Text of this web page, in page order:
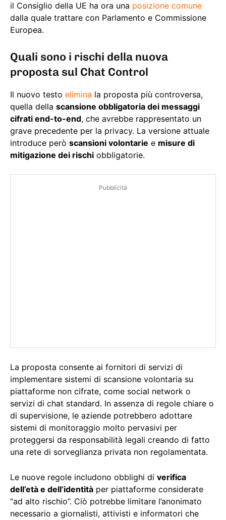
il Consiglio della UE ha ora una posizione comune
dalla quale trattare con Parlamento e Commissione
Europea.
Quali sono i rischi della nuova
proposta sul Chat Control
Il nuovo testo elimina la proposta più controversa,
quella della scansione obbligatoria dei messaggi
cifrati end-to-end, che avrebbe rappresentato un
grave precedente per la privacy. La versione attuale
introduce però scansioni volontarie e misure di
mitigazione dei rischi obbligatorie.
Pubblicità
La proposta consente ai fornitori di servizi di
implementare sistemi di scansione volontaria su
piattaforme non cifrate, come social network o
servizi di chat standard. In assenza di regole chiare o
di supervisione, le aziende potrebbero adottare
sistemi di monitoraggio molto pervasivi per
proteggersi da responsabilità legali creando di fatto
una rete di sorveglianza privata non regolamentata.
Le nuove regole includono obblighi di verifica
dell’età e dell’identità per piattaforme considerate
“ad alto rischio”. Ciò potrebbe limitare l’anonimato
necessario a giornalisti, attivisti e informatori che